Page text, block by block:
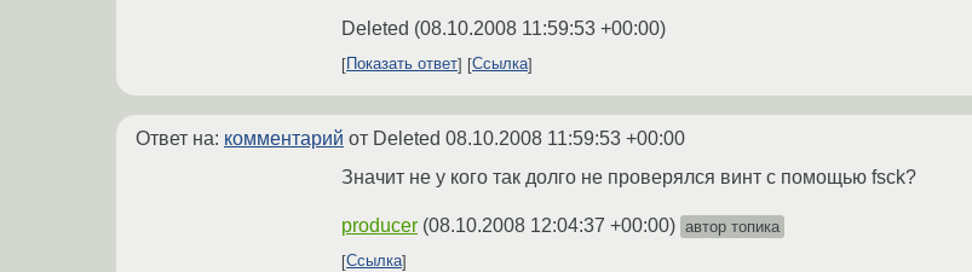
Deleted (08.10.2008 11:59:53 +00:00)
Показать ответ Ссылка
Ответ на: комментарий от Deleted 08.10.2008 11:59:53 +00:00
Значит не у кого так долго не проверялся винт с помощью fsck?
producer (08.10.2008 12:04:37 +00:00) автор топика
Ссылка